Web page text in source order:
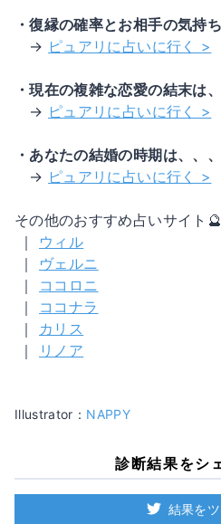
・復縁の確率とお相手の気持ち
→ ピュアリに占いに行く >
・現在の複雑な恋愛の結末は、
→ ピュアリに占いに行く >
・あなたの結婚の時期は、、、
→ ピュアリに占いに行く >
その他のおすすめ占いサイト🔮
｜ ウィル
｜ ヴェルニ
｜ ココロニ
｜ ココナラ
｜ カリス
｜
リノア
Illustrator： NAPPY
診断結果をシ
結果を